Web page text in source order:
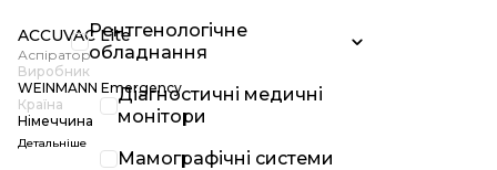
Рентгенологічне
обладнання
Діагностичні медичні
монітори
Мамографічні системи
ACCUVAC Lite
Аспіратор
Виробник
WEINMANN Emergency
Країна
Німеччина
Детальніше